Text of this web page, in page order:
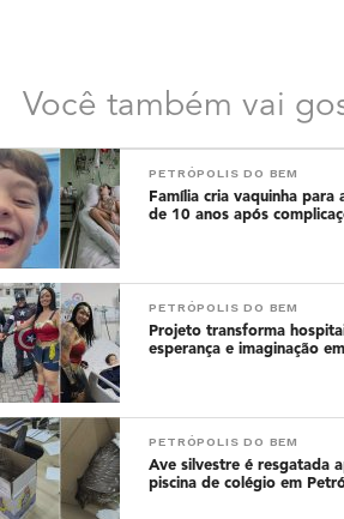
Você também vai
PETRÓPOLIS DO BEM
Família cria vaquinha
de 10 anos após
PETRÓPOLIS DO BEM
Projeto transforma
esperança e imaginação
PETRÓPOLIS DO BEM
Ave silvestre é resgatada
piscina de colégio em